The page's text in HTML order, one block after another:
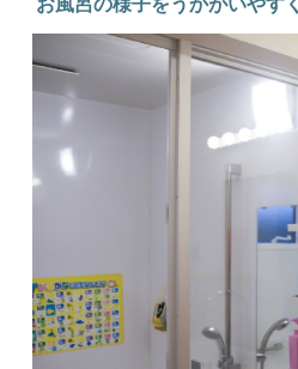
お風呂の様子をうかがいやすく